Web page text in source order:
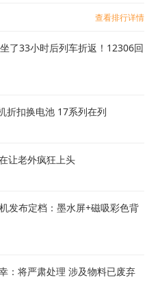
查看排行详情
了33小时后列车折返！12306回
折扣换电池 17系列在列
让老外疯狂上头
发布定档：墨水屏+磁吸彩色背
：将严肃处理 涉及物料已废弃